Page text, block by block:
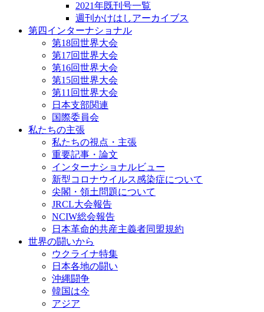
2021年既刊号一覧
週刊かけはしアーカイブス
第四インターナショナル
第18回世界大会
第17回世界大会
第16回世界大会
第15回世界大会
第11回世界大会
日本支部関連
国際委員会
私たちの主張
私たちの視点・主張
重要記事・論文
インターナショナルビュー
新型コロナウイルス感染症について
尖閣・領土問題について
JRCL大会報告
NCIW総会報告
日本革命的共産主義者同盟規約
世界の闘いから
ウクライナ特集
日本各地の闘い
沖縄闘争
韓国は今
アジア